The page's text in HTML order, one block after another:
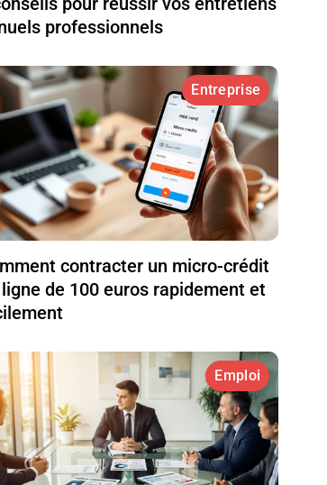
professionnels
Entreprise
contracter un micro-crédit
de 100 euros rapidement et
Emploi